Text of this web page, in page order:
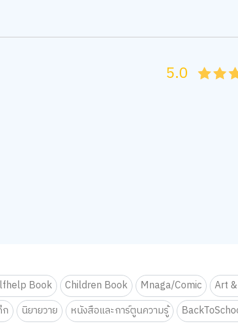
2
15
1
05
5.0
Book Children Book Mnaga/Comic Art
นิยายวาย หนังสือและการ์ตูนความรู้